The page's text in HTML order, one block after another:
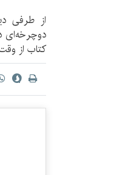
از طرفی
دوچرخه‌‌ای
کتاب از